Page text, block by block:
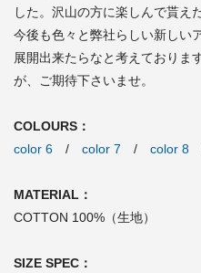
した。沢山の方に楽しんで貰え
今後も色々と弊社らしい新しい
展開出来たらなと考えておりま
が、ご期待下さいませ。
COLOURS：
color 6 / color 7 / color 8
MATERIAL：
COTTON 100%（生地）
SIZE SPEC：